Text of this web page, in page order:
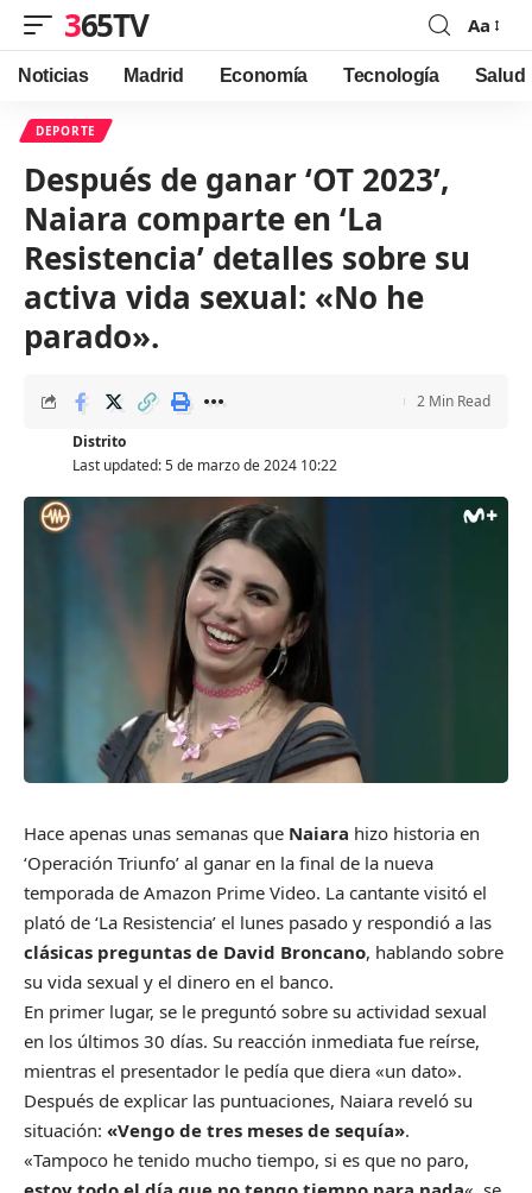
365TV
Font
Resizer
Aa
Noticias Madrid Economía Tecnología Salud
DEPORTE
Después de ganar ‘OT 2023’,
Naiara comparte en ‘La
Resistencia’ detalles sobre su
activa vida sexual: «No he
parado».
Last updated: 5 de marzo de 2024 10:22
Distrito
2 Min Read
Hace apenas unas semanas que Naiara hizo historia en
‘Operación Triunfo’ al ganar en la final de la nueva
temporada de Amazon Prime Video. La cantante visitó el
plató de ‘La Resistencia’ el lunes pasado y respondió a las
clásicas preguntas de David Broncano, hablando sobre
su vida sexual y el dinero en el banco.
En primer lugar, se le preguntó sobre su actividad sexual
en los últimos 30 días. Su reacción inmediata fue reírse,
mientras el presentador le pedía que diera «un dato».
Después de explicar las puntuaciones, Naiara reveló su
situación: «Vengo de tres meses de sequía».
«Tampoco he tenido mucho tiempo, si es que no paro,